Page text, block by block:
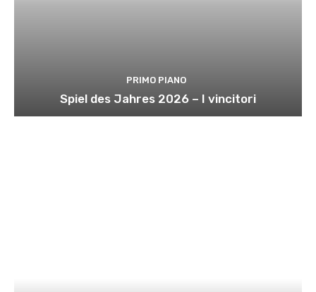
PRIMO PIANO
Spiel des Jahres 2026 – I vincitori